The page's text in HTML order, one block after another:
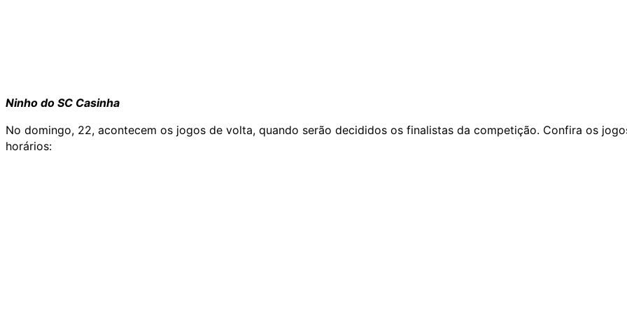
Ninho do SC Casinha
No domingo, 22, acontecem os jogos de volta, quando serão decididos os finalistas da competição. Confira os
horários: